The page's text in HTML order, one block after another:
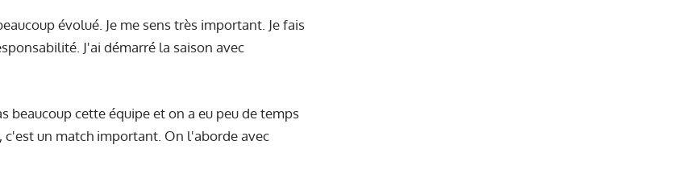
évolué. Je me sens très important. Je fais
J'ai démarré la saison avec
beaucoup cette équipe et on a eu peu de temps
c'est un match important. On l'aborde avec